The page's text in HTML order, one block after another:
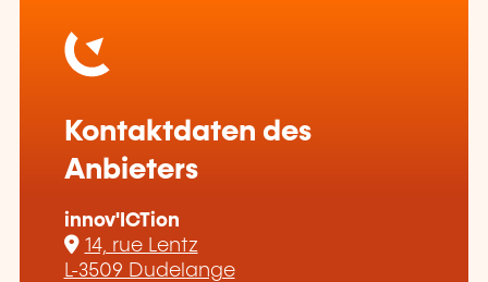
Kontaktdaten des
Anbieters
innov'ICTion
14, rue Lentz
L-3509 Dudelange